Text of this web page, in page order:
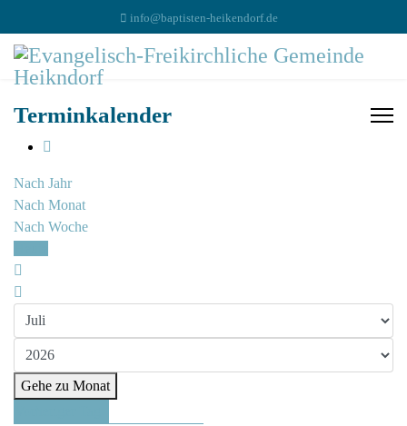
info@baptisten-heikendorf.de
Terminkalender
Nach Jahr
Nach Monat
Nach Woche
Gehe zu Monat